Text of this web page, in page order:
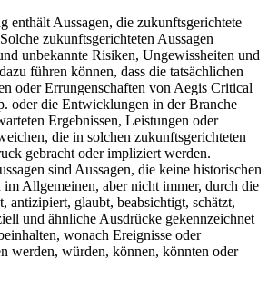
enthält Aussagen, die zukunftsgerichtete
zukunftsgerichteten Aussagen
unbekannte Risiken, Ungewissheiten und
führen können, dass die tatsächlichen
oder Errungenschaften von Aegis Critical
oder die Entwicklungen in der Branche
Ergebnissen, Leistungen oder
die in solchen zukunftsgerichteten
gebracht oder impliziert werden.
sind Aussagen, die keine historischen
im Allgemeinen, aber nicht immer, durch die
antizipiert, glaubt, beabsichtigt, schätzt,
und ähnliche Ausdrücke gekennzeichnet
wonach Ereignisse oder
werden, würden, können, könnten oder